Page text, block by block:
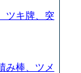
ツキ牌、突
み棒、ツメ